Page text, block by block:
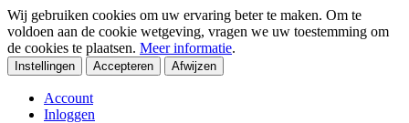
Wij gebruiken cookies om uw ervaring beter te maken. Om te
voldoen aan de cookie wetgeving, vragen we uw toestemming om
de cookies te plaatsen. Meer informatie.
Instellingen Accepteren Afwijzen
Account
Inloggen